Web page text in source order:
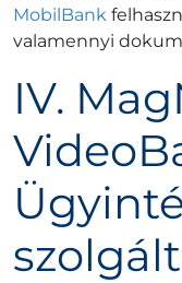
MobilBank
valamennyi
IV.